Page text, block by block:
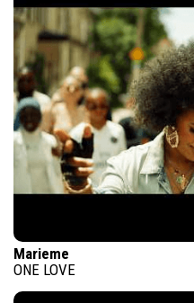
Marieme
ONE LOVE